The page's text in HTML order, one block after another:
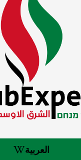
العربية